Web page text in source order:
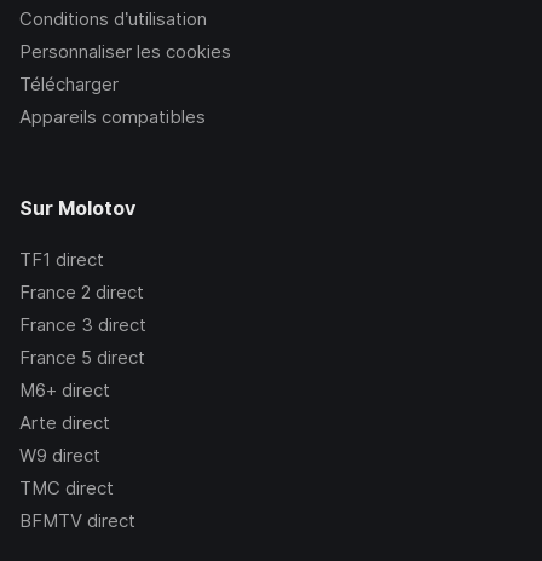
Conditions d’utilisation
Personnaliser les cookies
Télécharger
Appareils compatibles
Sur Molotov
TF1 direct
France 2 direct
France 3 direct
France 5 direct
M6+ direct
Arte direct
W9 direct
TMC direct
BFMTV direct